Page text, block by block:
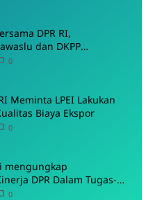
DPR RI,
dan DKPP
PKPU
0
Meminta LPEI Lakukan
Biaya Ekspor
0
mengungkap
DPR Dalam Tugas-
0